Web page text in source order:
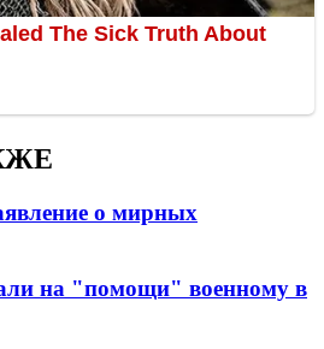
о мирных
на "помощи" военному в